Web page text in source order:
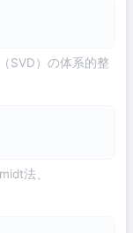
SVD）の体系的整
法、